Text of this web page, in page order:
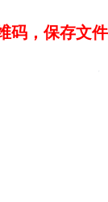
码，保存文